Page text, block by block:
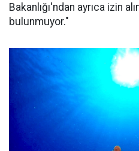
Bakanlığı'ndan ayrıca izin
bulunmuyor."